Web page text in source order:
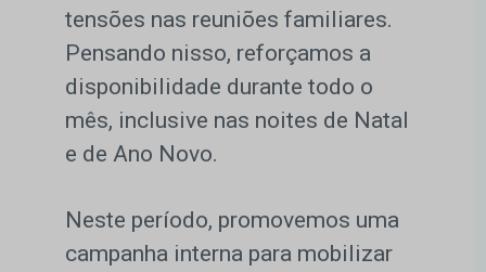
tensões nas reuniões familiares.
Pensando nisso, reforçamos a
disponibilidade durante todo o
mês, inclusive nas noites de Natal
e de Ano Novo.
Neste período, promovemos uma
campanha interna para mobilizar